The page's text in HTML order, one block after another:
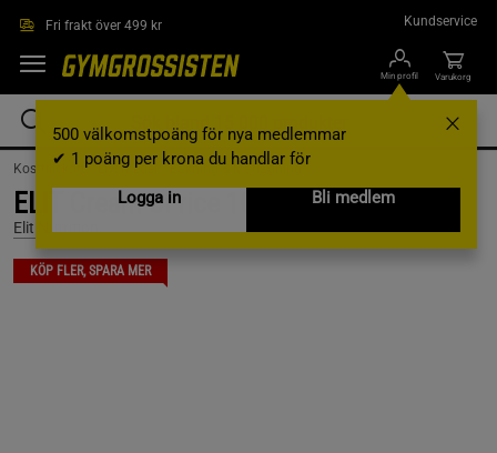
Fri frakt över 499 kr Kundservice
Min profil
500 välkomstpoäng för nya medlemmar
✔ 1 poäng per krona du handlar för
Logga in
Bli medlem
Varukorg
Kosttillskott /Livsmedel /Bakning & Matlagning
ELIT Cream of rice 1000 g Chocolate
Elit Nutrition
KÖP FLER, SPARA MER